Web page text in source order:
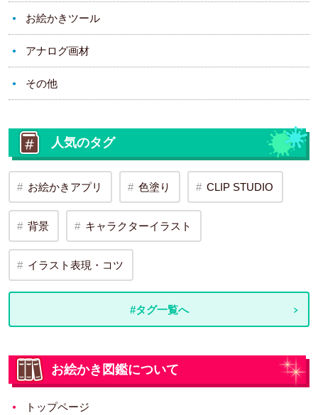
お絵かきツール
アナログ画材
その他
人気のタグ
お絵かきアプリ 色塗り CLIP STUDIO
背景 キャラクターイラスト
イラスト表現・コツ
#タグ一覧へ
お絵かき図鑑について
トップページ